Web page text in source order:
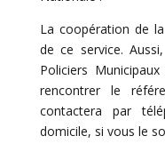
La coopération de
de ce service.
Policiers
rencontrer le
contactera par
domicile, si vous le